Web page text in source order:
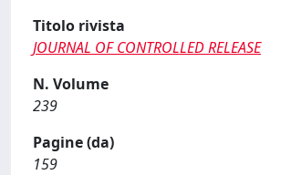
Titolo rivista
JOURNAL OF CONTROLLED RELEASE
N. Volume
239
Pagine (da)
159